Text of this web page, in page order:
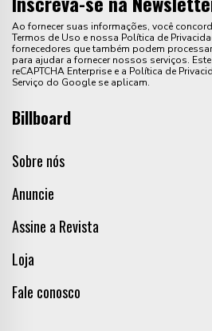
Ao fornecer suas informações, você
Termos de Uso e nossa Política de
fornecedores que também podem
para ajudar a fornecer nossos serviços.
reCAPTCHA Enterprise e a Política de
Serviço do Google se aplicam.
Billboard
Sobre nós
Anuncie
Assine a Revista
Loja
Fale conosco